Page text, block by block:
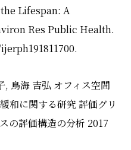
Lifespan: A
Res Public Health.
, 鳥海 吉弘 オフィス空間
和に関する研究 評価グリ
の評価構造の分析 2017